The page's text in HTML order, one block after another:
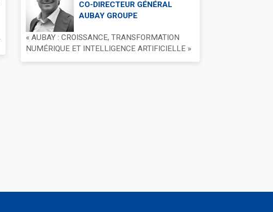
CO-DIRECTEUR GÉNÉRAL
AUBAY GROUPE
« AUBAY : CROISSANCE, TRANSFORMATION
NUMÉRIQUE ET INTELLIGENCE ARTIFICIELLE »